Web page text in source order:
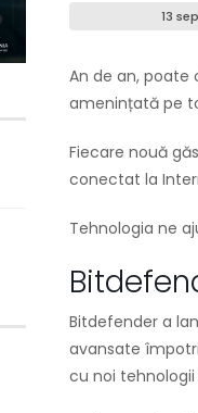
13
An de an, poate
amenințată pe
Fiecare nouă
conectat la
Tehnologia ne
Bitdefender a
avansate
cu noi